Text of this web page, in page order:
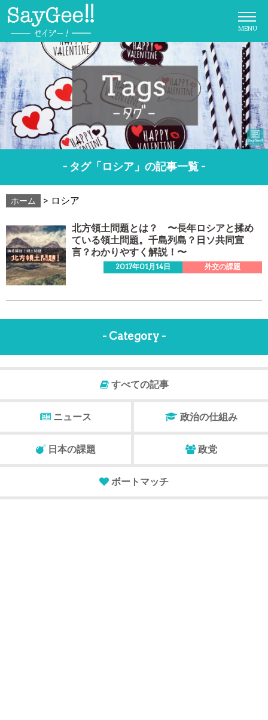
MENU
- タグ「ロシア」の記事一覧 -
ホーム > ロシア
北方領土問題とは？ 〜長年ロシアと揉め
ている領土問題。千島列島？日ソ共同宣
言？わかりやすく解説！〜
外交の課題
2017年01月14日
- Category -
すべての記事
ニュース 政治の仕組み
日本の課題 政党
ボートマッチ